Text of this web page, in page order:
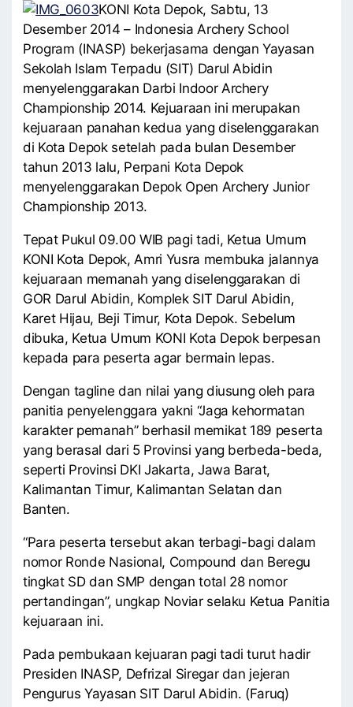
KONI Kota Depok, Sabtu, 13
Desember 2014 – Indonesia Archery School
Program (INASP) bekerjasama dengan Yayasan
Sekolah Islam Terpadu (SIT) Darul Abidin
menyelenggarakan Darbi Indoor Archery
Championship 2014. Kejuaraan ini merupakan
kejuaraan panahan kedua yang diselenggarakan
di Kota Depok setelah pada bulan Desember
tahun 2013 lalu, Perpani Kota Depok
menyelenggarakan Depok Open Archery Junior
Championship 2013.
Tepat Pukul 09.00 WIB pagi tadi, Ketua Umum
KONI Kota Depok, Amri Yusra membuka jalannya
kejuaraan memanah yang diselenggarakan di
GOR Darul Abidin, Komplek SIT Darul Abidin,
Karet Hijau, Beji Timur, Kota Depok. Sebelum
dibuka, Ketua Umum KONI Kota Depok berpesan
kepada para peserta agar bermain lepas.
Dengan tagline dan nilai yang diusung oleh para
panitia penyelenggara yakni “Jaga kehormatan
karakter pemanah” berhasil memikat 189 peserta
yang berasal dari 5 Provinsi yang berbeda-beda,
seperti Provinsi DKI Jakarta, Jawa Barat,
Kalimantan Timur, Kalimantan Selatan dan
Banten.
“Para peserta tersebut akan terbagi-bagi dalam
nomor Ronde Nasional, Compound dan Beregu
tingkat SD dan SMP dengan total 28 nomor
pertandingan”, ungkap Noviar selaku Ketua Panitia
kejuaraan ini.
Pada pembukaan kejuaran pagi tadi turut hadir
Presiden INASP, Defrizal Siregar dan jejeran
Pengurus Yayasan SIT Darul Abidin. (Faruq)